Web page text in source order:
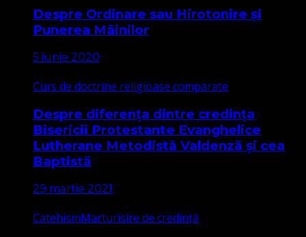
Despre Ordinare sau Hirotonire și
Punerea Mâinilor
5 iunie 2020
Curs de doctrine religioase comparate
Despre diferența dintre credința
Bisericii Protestante Evanghelice
Lutherane Metodistă Valdenză și cea
Baptistă
29 martie 2021
CatehismMarturisire de credință